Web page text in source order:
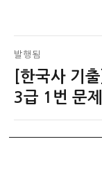
글
탐
색
발행됨
[한국사 기
3급 1번 문